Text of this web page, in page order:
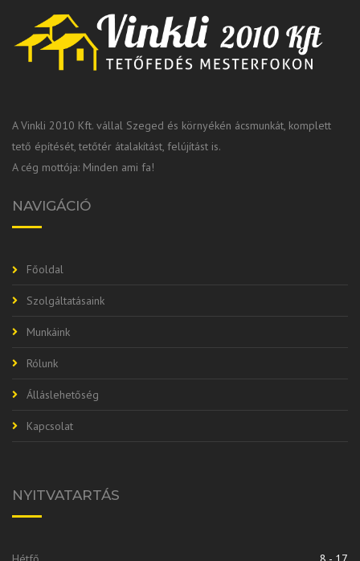
A Vinkli 2010 Kft. vállal Szeged és környékén ácsmunkát, komplett
tető építését, tetőtér átalakítást, felújítást is.
A cég mottója: Minden ami fa!
NAVIGÁCIÓ
Főoldal
Szolgáltatásaink
Munkáink
Rólunk
Álláslehetőség
Kapcsolat
NYITVATARTÁS